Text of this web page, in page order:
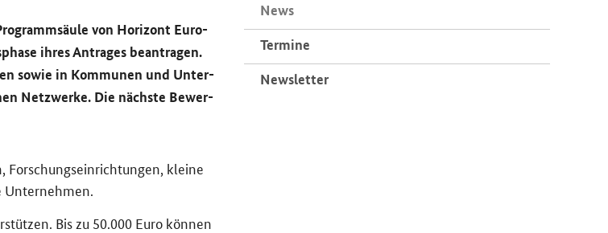
von Ho­ri­zont Eu­ro­
ihres An­tra­ges be­an­tra­gen.
sowie in Kom­mu­nen und Un­ter­
Netz­wer­ke. Die nächs­te Be­wer­
For­schungs­ein­rich­tun­gen, klei­ne
Un­ter­neh­men.
Bis zu 50.000 Euro kön­nen
News
Ter­mi­ne
News­let­ter